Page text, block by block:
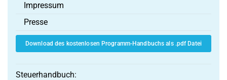
Impressum
Presse
Download des kostenlosen Programm-Handbuchs als .pdf Datei
Steuerhandbuch: